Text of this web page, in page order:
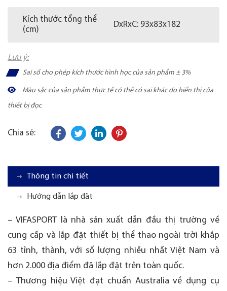
Kích thước tổng thể
(cm)
DxRxC: 93x83x182
Lưu ý:
Sai số cho phép kích thước hình học của sản phẩm ± 3%
Màu sắc của sản phẩm thực tế có thể có sai khác do hiển thị của
thiết bị đọc
Chia sẻ:
Thông tin chi tiết
Hướng dẫn lắp đặt
– VIFASPORT là nhà sản xuất dẫn đầu thị trường về
cung cấp và lắp đặt thiết bị thể thao ngoài trời khắp
63 tỉnh, thành, với số lượng nhiều nhất Việt Nam và
hơn 2.000 địa điểm đã lắp đặt trên toàn quốc.
– Thương hiệu Việt đạt chuẩn Australia về dụng cụ